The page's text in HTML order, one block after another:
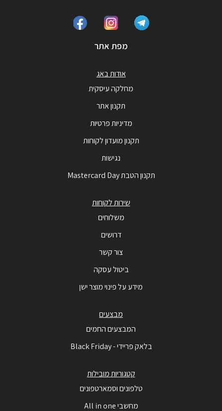
מפת אתר
אודות באג
מחלקה עיסקית
תקנון אתר
מדיניות פרטיות
תקנון מועדון לקוחות
נגישות
תקנון הטבת Mastercard Day
שירות לקוחות
משלוחים
דרושים
צור קשר
ביטול עסקה
מידע על פינוי מוצר ישן
מבצעים
המבצעים החמים
בלאק פריידי - Black Friday
קטגוריות מובילות
טלפונים וסמארטפונים
מחשבי All in one